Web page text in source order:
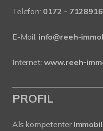
Telefon: 0172 - 7128916
E-Mail: info@reeh-
Internet: www.reeh-
PROFIL
Als kompetenter